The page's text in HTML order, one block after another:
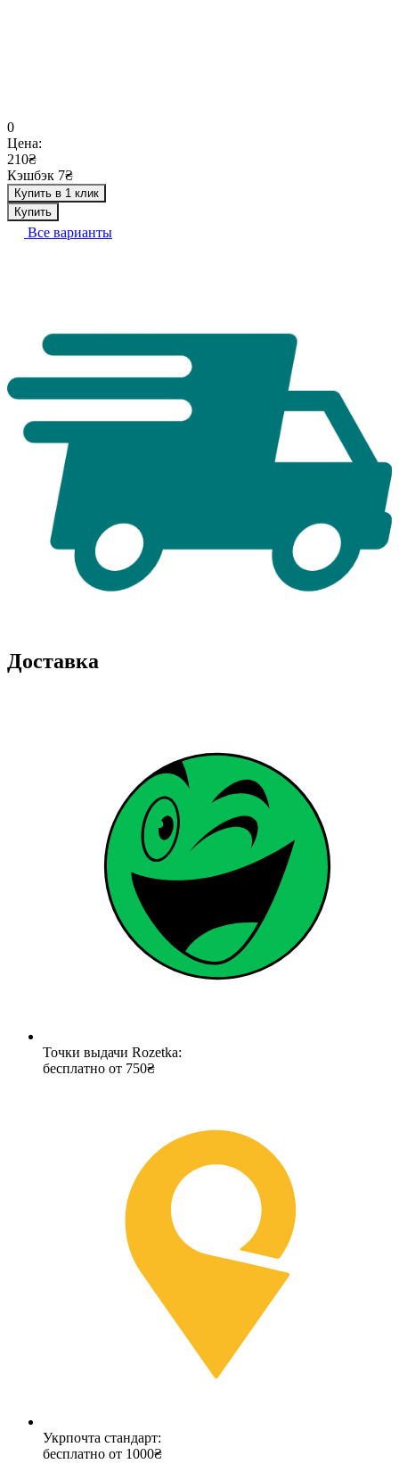
0
Цена:
210₴
Кэшбэк 7₴
Купить в 1 клик
Купить
Все варианты
Доставка
Точки выдачи Rozetka:
бесплатно от 750₴
Укрпочта стандарт:
бесплатно от 1000₴